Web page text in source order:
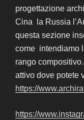
progettazione
Cina la Russia
questa sezione
come intendiamo
rango
attivo dove potete
https://
https://